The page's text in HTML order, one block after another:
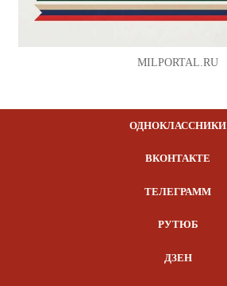
MILPORTAL.RU
ОДНОКЛАССНИКИ
ВКОНТАКТЕ
ТЕЛЕГРАММ
РУТЮБ
ДЗЕН